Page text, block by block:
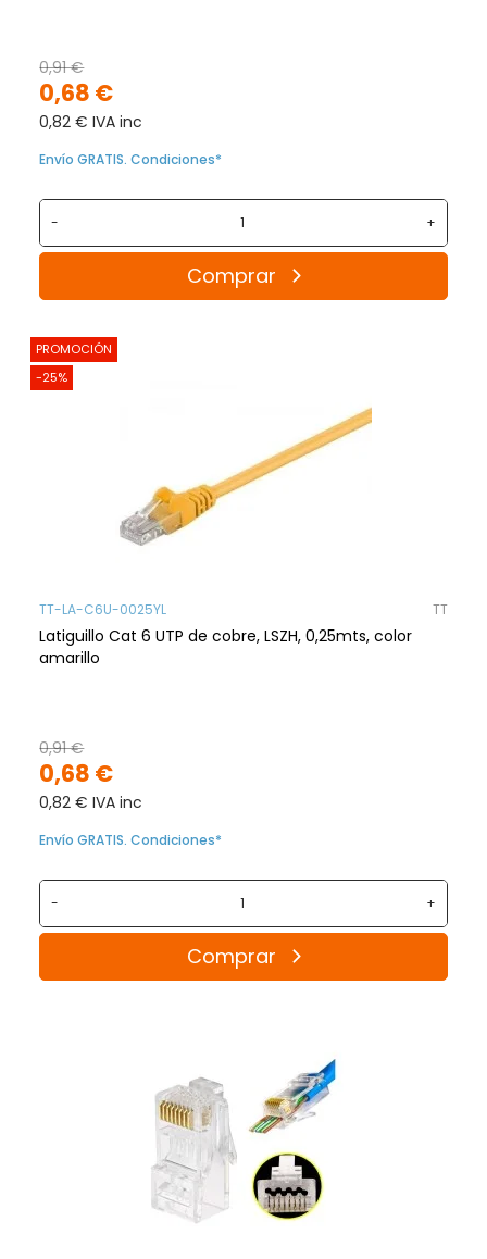
0,68 €
0,91 €
0,82 € IVA inc
Envío GRATIS. Condiciones*
- +
Comprar
PROMOCIÓN
-25%
TT-LA-C6U-0025YL TT
Latiguillo Cat 6 UTP de cobre, LSZH, 0,25mts, color
amarillo
0,68 €
0,91 €
0,82 € IVA inc
Envío GRATIS. Condiciones*
- +
Comprar